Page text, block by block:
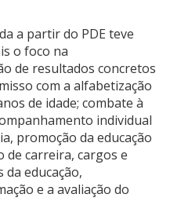
a partir do PDE teve
o foco na
de resultados concretos
com a alfabetização
de idade; combate à
individual
promoção da educação
de carreira, cargos e
educação,
e a avaliação do